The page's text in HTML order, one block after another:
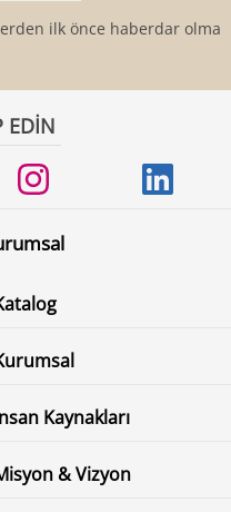
ilk önce haberdar olmak
EDİN
Kaynakları
& Vizyon